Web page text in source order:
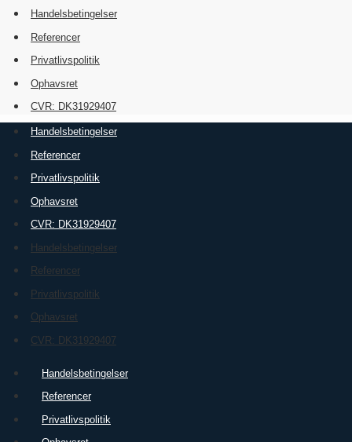
Handelsbetingelser
Referencer
Privatlivspolitik
Ophavsret
CVR: DK31929407
Handelsbetingelser
Referencer
Privatlivspolitik
Ophavsret
CVR: DK31929407
Handelsbetingelser
Referencer
Privatlivspolitik
Ophavsret
CVR: DK31929407
Handelsbetingelser
Referencer
Privatlivspolitik